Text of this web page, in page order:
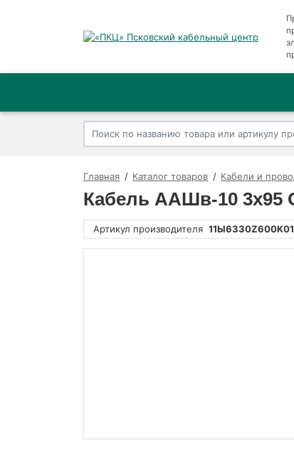
Главная Каталог товаров Кабели и
Кабель ААШв-10 3х95
Артикул производителя